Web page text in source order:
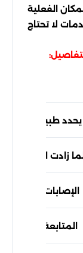
الفعلية
لا تحتاج
يحدد طبيعة
زادت المساحة
الإصابات الكبيرة
المتابعة الدورية